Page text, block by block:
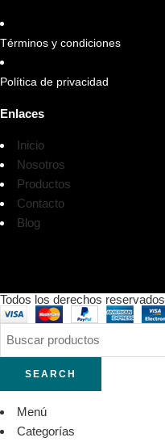
Términos y condiciones
Política de privacidad
Enlaces
Inicio
Nosotros
Productos
Contacto
Blog
Todos los derechos reservados
SEARCH
Menú
Categorías